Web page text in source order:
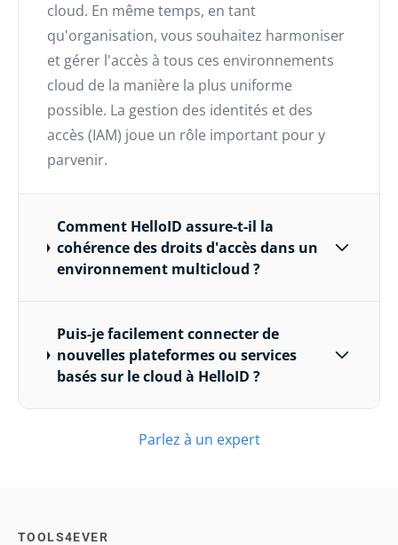
cloud. En même temps, en tant
qu'organisation, vous souhaitez harmoniser
et gérer l'accès à tous ces environnements
cloud de la manière la plus uniforme
possible. La gestion des identités et des
accès (IAM) joue un rôle important pour y
parvenir.
Comment HelloID assure-t-il la
cohérence des droits d'accès dans un
environnement multicloud ?
Puis-je facilement connecter de
nouvelles plateformes ou services
basés sur le cloud à HelloID ?
Parlez à un expert
TOOLS4EVER